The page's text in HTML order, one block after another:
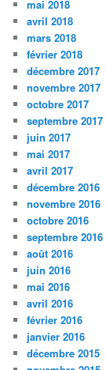
mai 2018
avril 2018
mars 2018
février 2018
décembre 2017
novembre 2017
octobre 2017
septembre 2017
juin 2017
mai 2017
avril 2017
décembre 2016
novembre 2016
octobre 2016
septembre 2016
août 2016
juin 2016
mai 2016
avril 2016
février 2016
janvier 2016
décembre 2015